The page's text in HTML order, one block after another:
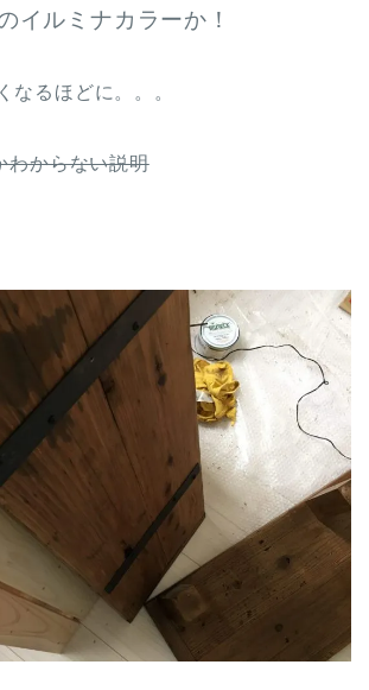
イルミナカラーか！
なるほどに。。。
わからない説明